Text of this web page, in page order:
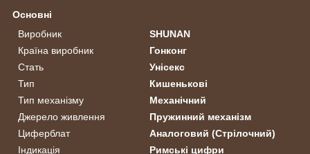
Основні
Виробник
SHUNAN
Країна виробник
Гонконг
Стать
Унісекс
Тип
Кишенькові
Тип механізму
Механічний
Джерело живлення
Пружинний механізм
Циферблат
Аналоговий (Стрілочний)
Індикація
Римські цифри